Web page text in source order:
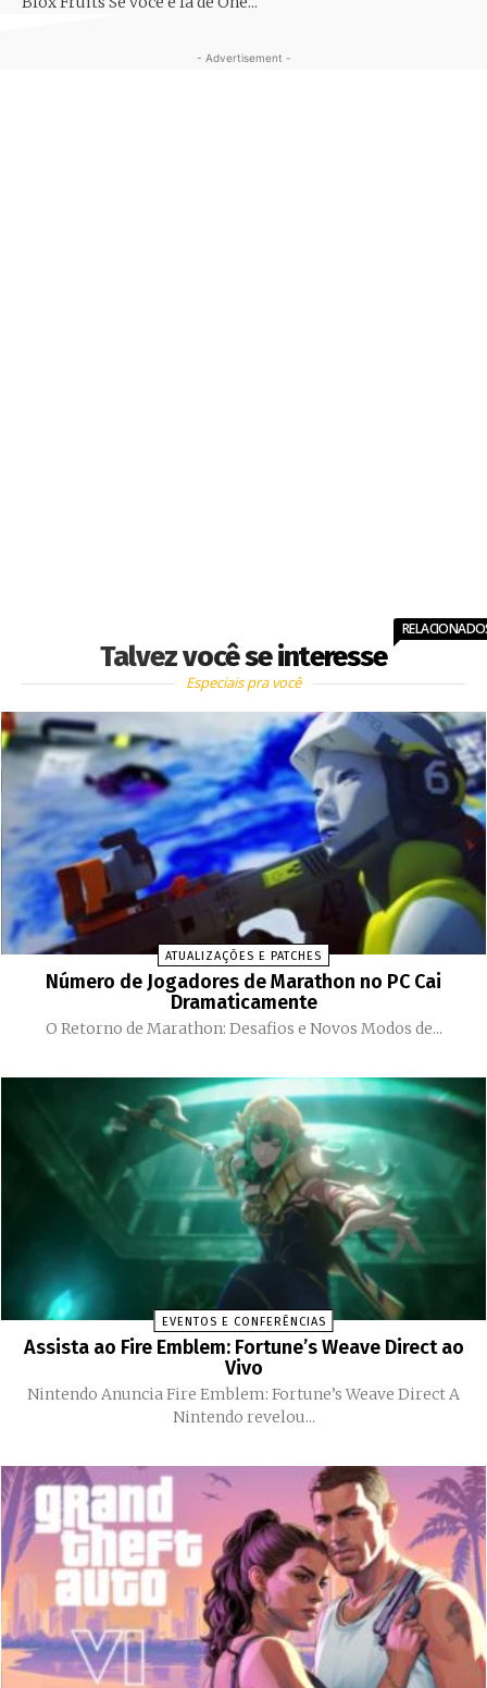
- Advertisement -
Talvez você se interesse
Especiais pra você
ATUALIZAÇÕES E PATCHES
Número de Jogadores de Marathon no PC Cai
Dramaticamente
O Retorno de Marathon: Desafios e Novos Modos de...
EVENTOS E CONFERÊNCIAS
Assista ao Fire Emblem: Fortune’s Weave Direct ao
Vivo
Nintendo Anuncia Fire Emblem: Fortune’s Weave Direct A
Nintendo revelou...